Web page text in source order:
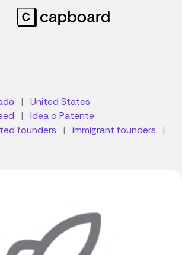
|
United States
|
Idea o Patente
founders
| immigrant founders
|